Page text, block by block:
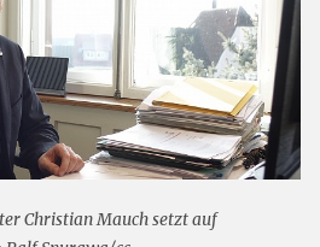
Christian Mauch setzt auf